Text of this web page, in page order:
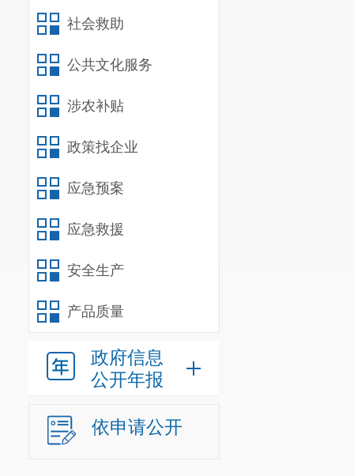
社会救助
公共文化服务
涉农补贴
政策找企业
应急预案
应急救援
安全生产
产品质量
政府信息
公开年报
依申请公开